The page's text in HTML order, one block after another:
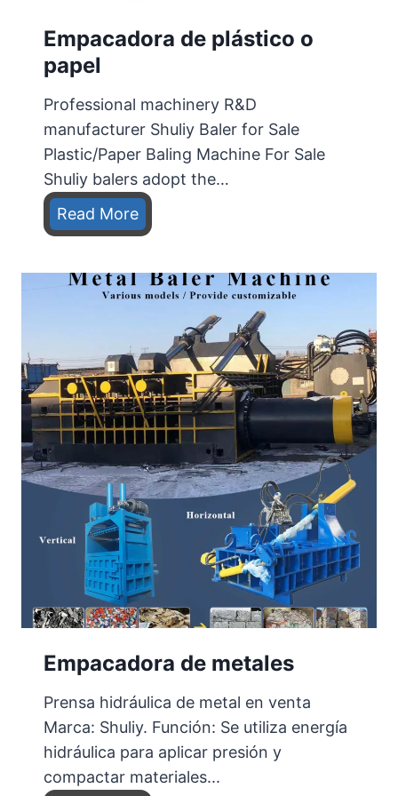
o
a
l
s
e
n
a
Empacadora de plástico o
papel
Professional machinery R&D
manufacturer Shuliy Baler for Sale
Plastic/Paper Baling Machine For Sale
Shuliy balers adopt the…
Read MoreE
m
d
o
r
a
d
e
p
l
á
s
t
c
o
p
a
p
Empacadora de metales
Prensa hidráulica de metal en venta
Marca: Shuliy. Función: Se utiliza energía
hidráulica para aplicar presión y
compactar materiales...